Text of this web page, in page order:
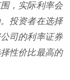
，实际利率会
投资者在选择
司的利率证券
性价比最高的